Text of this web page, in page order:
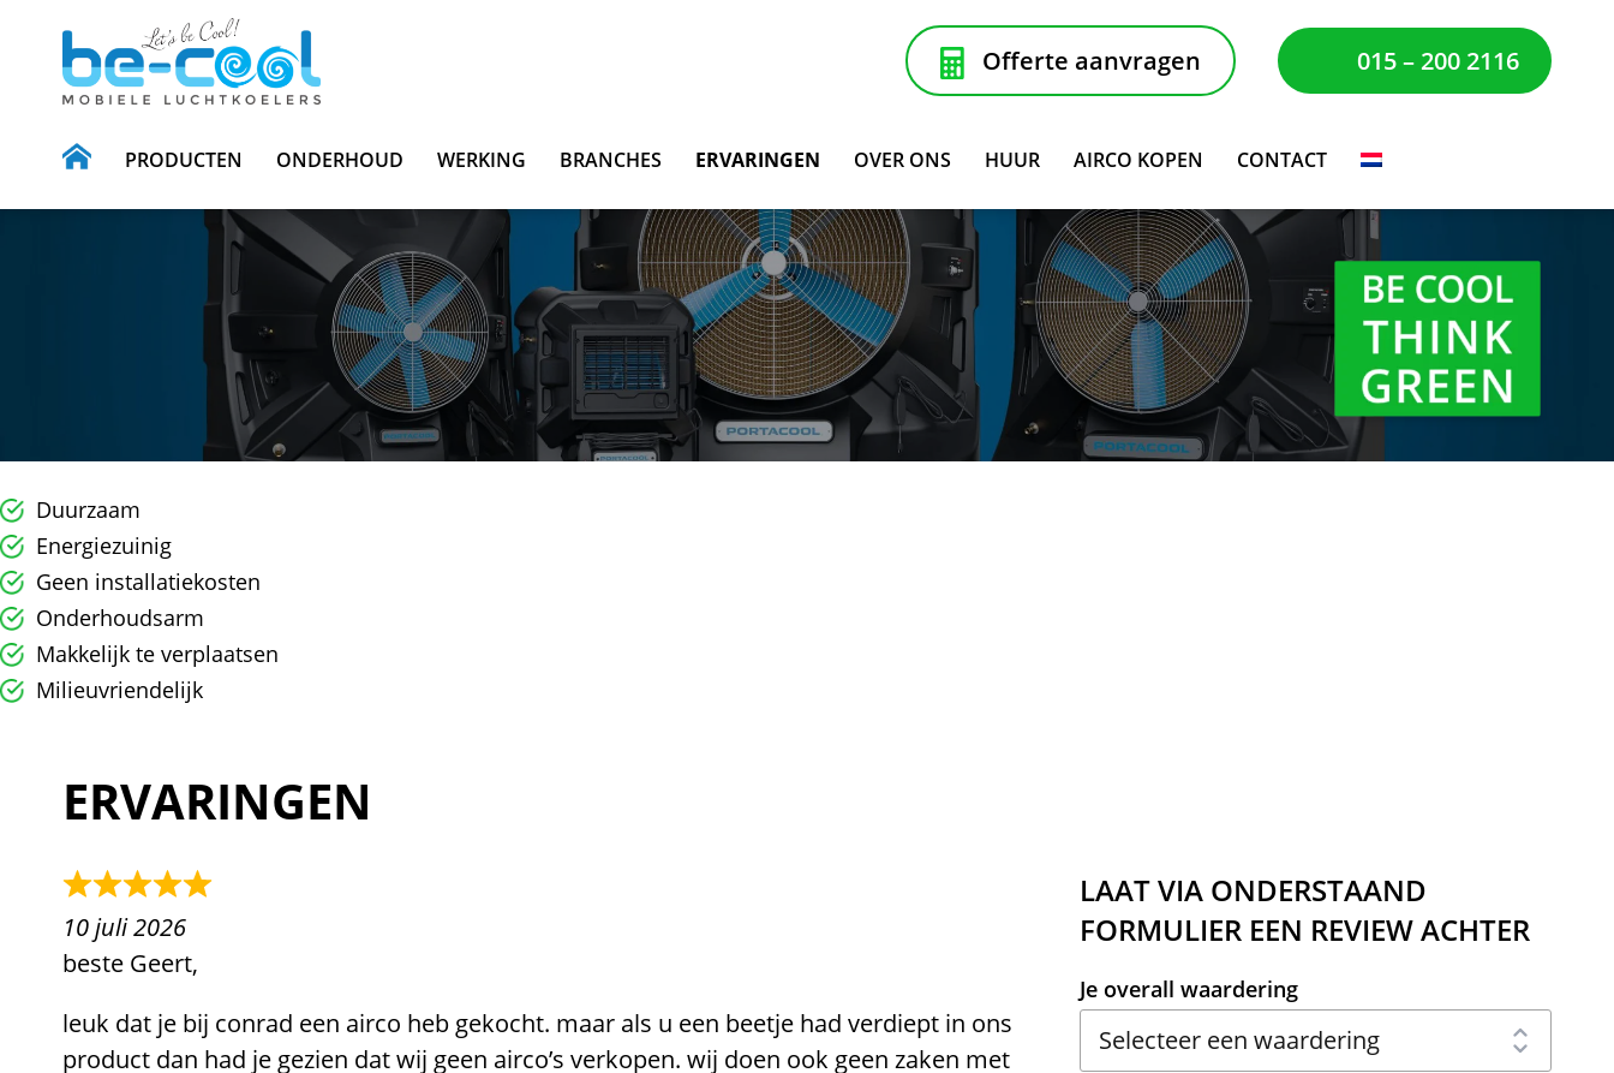
Offerte aanvragen 015 – 200 2116
PRODUCTEN ONDERHOUD WERKING BRANCHES ERVARINGEN OVER ONS HUUR AIRCO KOPEN CONTACT
Duurzaam
Energiezuinig
Geen installatiekosten
Onderhoudsarm
Makkelijk te verplaatsen
Milieuvriendelijk
ERVARINGEN
10 juli 2026
beste Geert,
leuk dat je bij conrad een airco heb gekocht. maar als u een beetje had verdiept in ons
product dan had je gezien dat wij geen airco’s verkopen. wij doen ook geen zaken met
LAAT VIA ONDERSTAAND
FORMULIER EEN REVIEW ACHTER
Je overall waardering